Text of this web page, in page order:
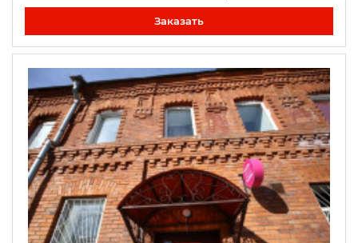
Заказать